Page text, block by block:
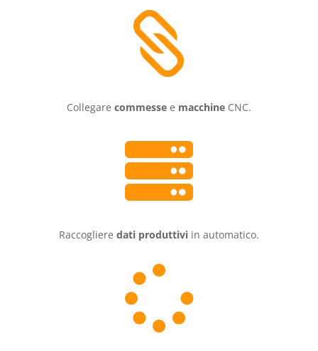

Collegare commessee macchineCNC.

Raccogliere dati produttiviin automatico.
